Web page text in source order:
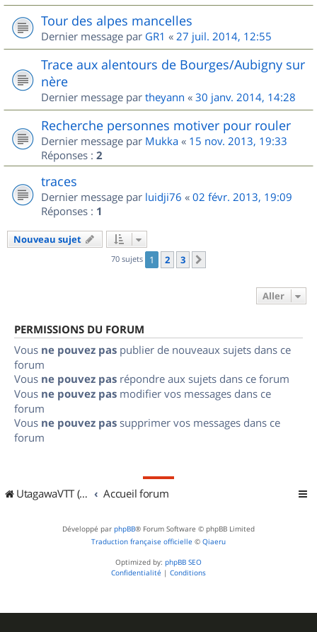
Tour des alpes mancelles
Dernier message par GR1 « 27 juil. 2014, 12:55
Trace aux alentours de Bourges/Aubigny sur
nère
Dernier message par theyann « 30 janv. 2014, 14:28
Recherche personnes motiver pour rouler
Dernier message par Mukka « 15 nov. 2013, 19:33
Réponses : 2
traces
Dernier message par luidji76 « 02 févr. 2013, 19:09
Réponses : 1
Nouveau sujet
70 sujets 1 2 3
Aller
PERMISSIONS DU FORUM
Vous ne pouvez pas publier de nouveaux sujets dans ce
forum
Vous ne pouvez pas répondre aux sujets dans ce forum
Vous ne pouvez pas modifier vos messages dans ce
forum
Vous ne pouvez pas supprimer vos messages dans ce
forum
UtagawaVTT (Randos VTT et VTTAE avec traces GPS) Accueil forum
Développé par phpBB® Forum Software © phpBB Limited
Traduction française officielle © Qiaeru
Optimized by: phpBB SEO
Confidentialité | Conditions